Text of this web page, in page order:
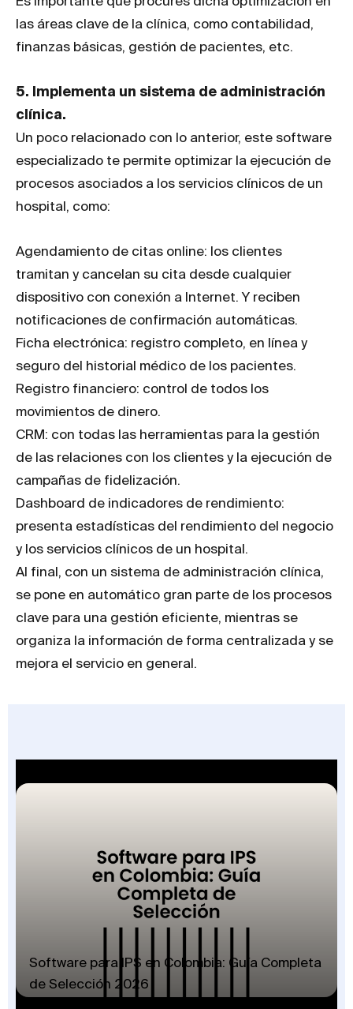
las áreas clave de la clínica, como contabilidad,
finanzas básicas, gestión de pacientes, etc.
5. Implementa un sistema de administración
clínica.
Un poco relacionado con lo anterior, este software
especializado te permite optimizar la ejecución de
procesos asociados a los servicios clínicos de un
hospital, como:
Agendamiento de citas online: los clientes
tramitan y cancelan su cita desde cualquier
dispositivo con conexión a Internet. Y reciben
notificaciones de confirmación automáticas.
Ficha electrónica: registro completo, en línea y
seguro del historial médico de los pacientes.
Registro financiero: control de todos los
movimientos de dinero.
CRM: con todas las herramientas para la gestión
de las relaciones con los clientes y la ejecución de
campañas de fidelización.
Dashboard de indicadores de rendimiento:
presenta estadísticas del rendimiento del negocio
y los servicios clínicos de un hospital.
Al final, con un sistema de administración clínica,
se pone en automático gran parte de los procesos
clave para una gestión eficiente, mientras se
organiza la información de forma centralizada y se
mejora el servicio en general.
Software para IPS en Colombia: Guía Completa
de Selección 2026